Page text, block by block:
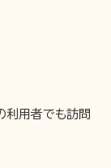
用者でも訪問